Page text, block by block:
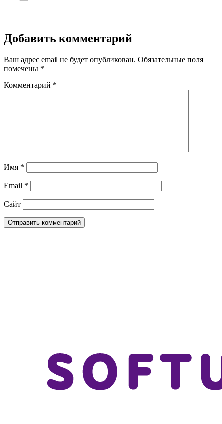
Добавить комментарий
Ваш адрес email не будет опубликован. Обязательные поля
помечены *
Комментарий *
Имя *
Email *
Сайт